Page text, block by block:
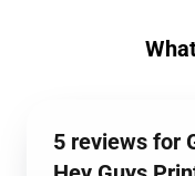
5 reviews for